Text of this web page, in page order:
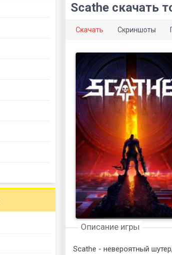
Scathe скачать
Скачать Скриншоты
Описание игры
Scathe - невероятный